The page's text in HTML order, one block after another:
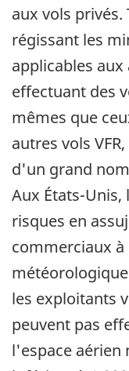
aux vols
régissant les
applicables
effectuant des
mêmes que
autres vols
d'un grand
Aux États-
risques en
commerciaux
les exploitants
peuvent pas
l'espace aérien